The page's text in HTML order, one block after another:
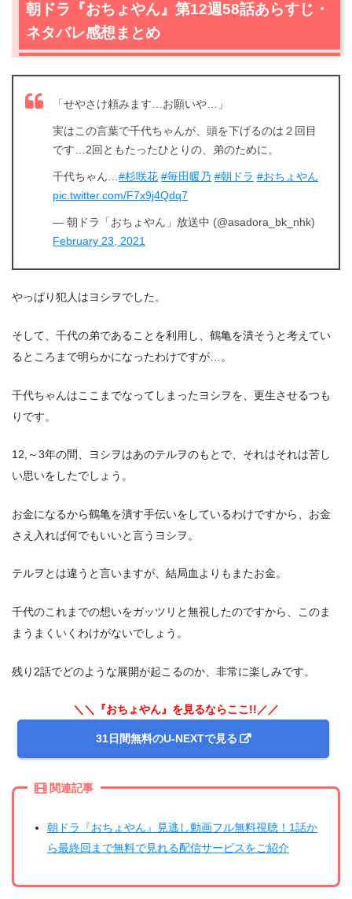
朝ドラ『おちょやん』第12週58話あらすじ・
ネタバレ感想まとめ
「せやさけ頼みます…お願いや…」
実はこの言葉で千代ちゃんが、頭を下げるのは２回目
です…2回ともたったひとりの、弟のために。
千代ちゃん… #杉咲花 #毎田暖乃 #朝ドラ #おちょやん
pic.twitter.com/F7x9j4Qdq7
— 朝ドラ「おちょやん」放送中 (@asadora_bk_nhk)
February 23, 2021
やっぱり犯人はヨシヲでした。
そして、千代の弟であることを利用し、鶴亀を潰そうと考えてい
るところまで明らかになったわけですが…。
千代ちゃんはここまでなってしまったヨシヲを、更生させるつも
りです。
12,～3年の間、ヨシヲはあのテルヲのもとで、それはそれは苦し
い思いをしたでしょう。
お金になるから鶴亀を潰す手伝いをしているわけですから、お金
さえ入れば何でもいいと言うヨシヲ。
テルヲとは違うと言いますが、結局血よりもまたお金。
千代のこれまでの想いをガッツリと無視したのですから、このま
まうまくいくわけがないでしょう。
残り2話でどのような展開が起こるのか、非常に楽しみです。
＼＼『おちょやん』を見るならここ!!／／
31日間無料のU-NEXTで見る
関連記事
朝ドラ『おちょやん』見逃し動画フル無料視聴！1話か
ら最終回まで無料で見れる配信サービスをご紹介